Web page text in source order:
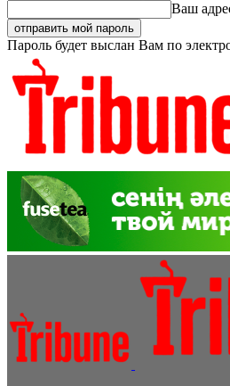
Ваш
Пароль будет выслан Вам по